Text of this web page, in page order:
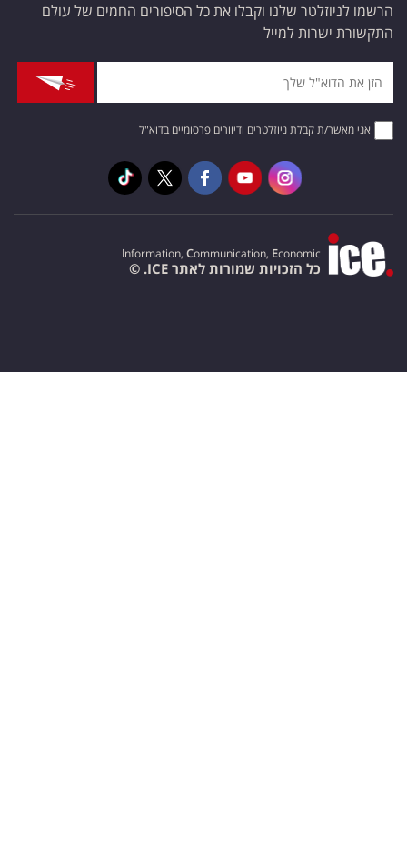
הרשמו לניוזלטר שלנו וקבלו את כל הסיפורים החמים של עולם
התקשורת ישרות למייל
אני מאשר/ת קבלת ניוזלטרים ודיוורים פרסומיים בדוא"ל
Information, Communication, Economic
כל הזכויות שמורות לאתר ICE. ©